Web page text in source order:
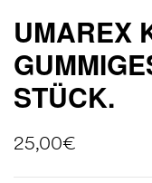
UMAREX
STÜCK.
25,00€